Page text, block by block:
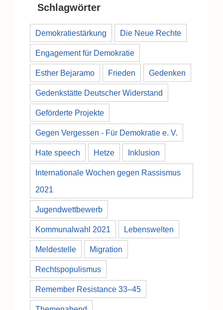
Schlagwörter
Demokratiestärkung Die Neue Rechte
Engagement für Demokratie
Esther Bejaramo Frieden Gedenken
Gedenkstätte Deutscher Widerstand
Geförderte Projekte
Gegen Vergessen - Für Demokratie e. V.
Hate speech Hetze Inklusion
Internationale Wochen gegen Rassismus
2021
Jugendwettbewerb
Kommunalwahl 2021 Lebenswelten
Meldestelle Migration
Rechtspopulismus
Remember Resistance 33–45